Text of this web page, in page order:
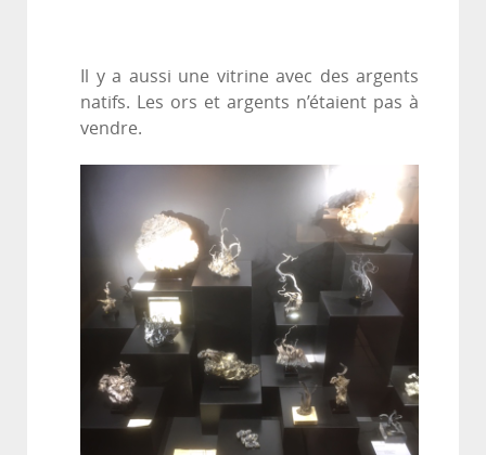
Il y a aussi une vitrine avec des argents
natifs. Les ors et argents n’étaient pas à
vendre.